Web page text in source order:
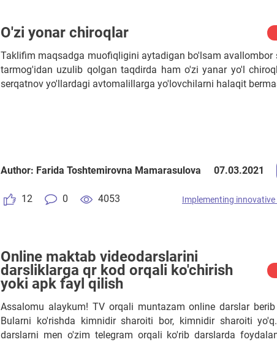
O'zi yonar chiroqlar
Taklifim maqsadga muofiqligini aytadigan bo'lsam avallombor
tarmog'idan uzulib qolgan taqdirda ham o'zi yanar yo'l
serqatnov yo'llardagi avtomalillarga yo'lovchilarni halaqit
Author: Farida Toshtemirovna Mamarasulova 07.03.2021
12 0 4053 Implementing
Online maktab videodarslarini
darsliklarga qr kod orqali ko'chirish
yoki apk fayl qilish
Assalomu alaykum! TV orqali muntazam online darslar
Bularni ko'rishda kimnidir sharoiti bor, kimnidir sharoiti
darslarni men o'zim telegram orqali ko'rib darslarda